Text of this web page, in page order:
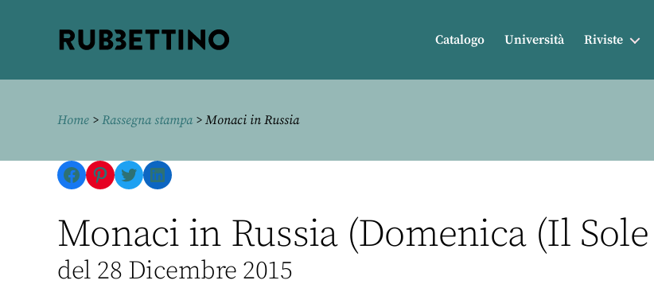
Catalogo Università Riviste
Home > Rassegna stampa> Monaci in Russia
Facebook
Pinterest
TwitterLinkedIn
Monaci in Russia (Domenica (Il Sole
del 28 Dicembre 2015